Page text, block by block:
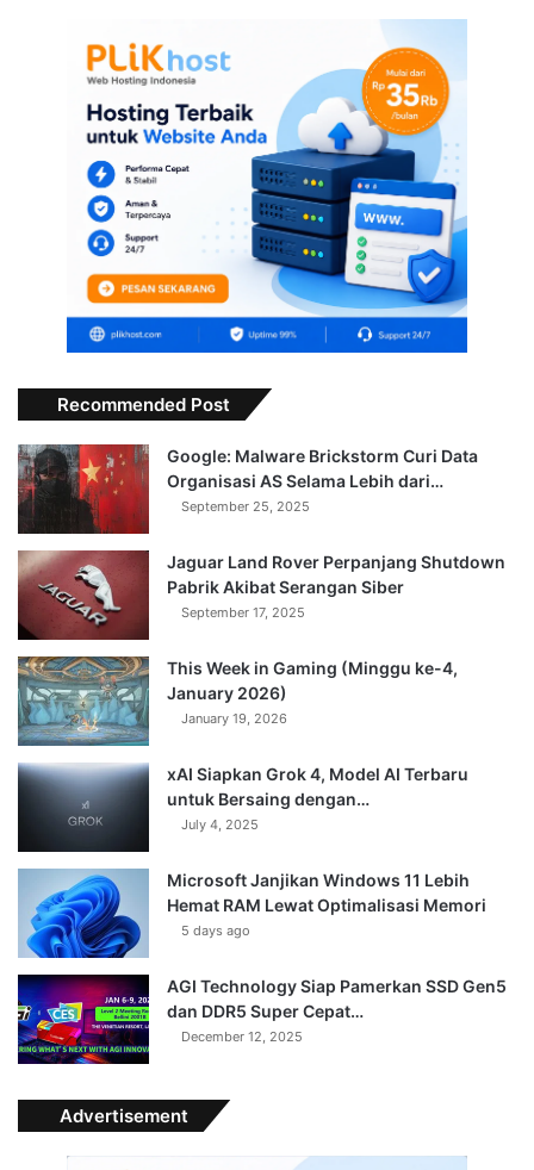
Recommended Post
Google: Malware Brickstorm Curi Data
Organisasi AS Selama Lebih dari…
September 25, 2025
Jaguar Land Rover Perpanjang Shutdown
Pabrik Akibat Serangan Siber
September 17, 2025
This Week in Gaming (Minggu ke-4,
January 2026)
January 19, 2026
xAI Siapkan Grok 4, Model AI Terbaru
untuk Bersaing dengan…
July 4, 2025
Microsoft Janjikan Windows 11 Lebih
Hemat RAM Lewat Optimalisasi Memori
5 days ago
AGI Technology Siap Pamerkan SSD Gen5
dan DDR5 Super Cepat…
December 12, 2025
Advertisement